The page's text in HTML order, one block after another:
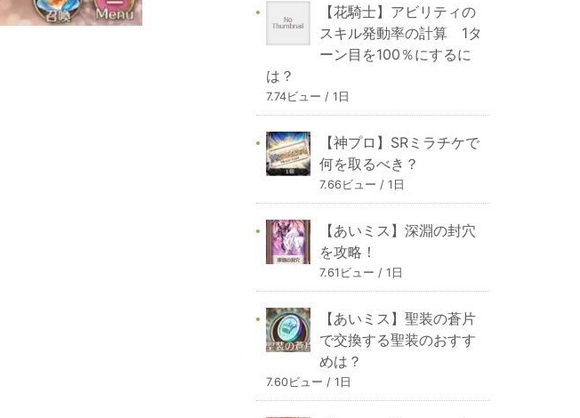
【花騎士】アビリティの
スキル発動率の計算 1タ
ーン目を100％にするに
は？
7.74ビュー / 1日
【神プロ】SRミラチケで
何を取るべき？
7.66ビュー / 1日
【あいミス】深淵の封穴
を攻略！
7.61ビュー / 1日
【あいミス】聖装の蒼片
で交換する聖装のおすす
めは？
7.60ビュー / 1日